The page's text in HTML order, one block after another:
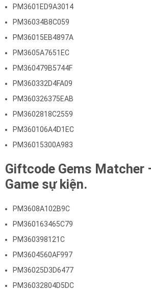
PM3601ED9A3014
PM36034B8C059
PM36015EB4897A
PM3605A7651EC
PM360479B5744F
PM360332D4FA09
PM360326375EAB
PM3602818C2559
PM360106A4D1EC
PM36015300A983
Giftcode Gems Matcher
Game sự kiện.
PM3608A102B9C
PM360163465C79
PM360398121C
PM3604560AF997
PM36025D3D6477
PM36032804D5DC